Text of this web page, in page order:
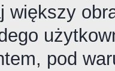
większy
pod